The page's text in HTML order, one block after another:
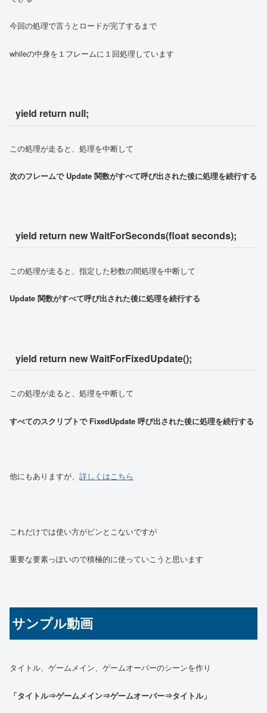
今回の処理で言うとロードが完了するまで
whileの中身を１フレームに１回処理しています
yield return null;
この処理が走ると、処理を中断して
次のフレームで Update 関数がすべて呼び出された後に処理を続行する
yield return new WaitForSeconds(float seconds);
この処理が走ると、指定した秒数の間処理を中断して
Update 関数がすべて呼び出された後に処理を続行する
yield return new WaitForFixedUpdate();
この処理が走ると、処理を中断して
すべてのスクリプトで FixedUpdate 呼び出された後に処理を続行する
他にもありますが、 詳しくはこちら
これだけでは使い方がピンとこないですが
重要な要素っぽいので積極的に使っていこうと思います
サンプル動画
タイトル、ゲームメイン、ゲームオーバーのシーンを作り
「タイトル⇒ゲームメイン⇒ゲームオーバー⇒タイトル」